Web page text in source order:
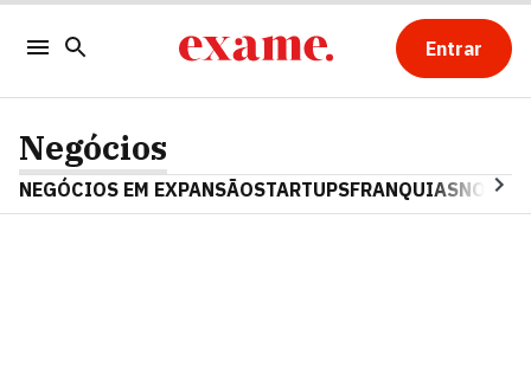
Entrar
Negócios
NEGÓCIOS EM EXPANSÃOSTARTUPSFRANQUIAS